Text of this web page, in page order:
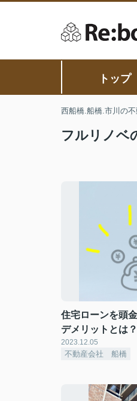
トップ
西船橋.船橋.市川の
フルリノベ
住宅ローンを頭
デメリットとは？
2023.12.05
不動産会社 船橋